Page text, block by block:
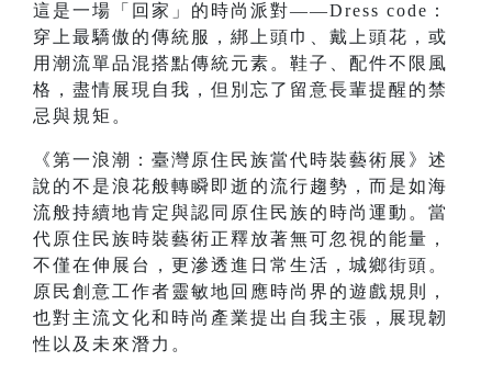
這是一場「回家」的時尚派對——Dress code：
穿上最驕傲的傳統服，綁上頭巾、戴上頭花，或
用潮流單品混搭點傳統元素。鞋子、配件不限風
格，盡情展現自我，但別忘了留意長輩提醒的禁
忌與規矩。
《第一浪潮：臺灣原住民族當代時裝藝術展》述
說的不是浪花般轉瞬即逝的流行趨勢，而是如海
流般持續地肯定與認同原住民族的時尚運動。當
代原住民族時裝藝術正釋放著無可忽視的能量，
不僅在伸展台，更滲透進日常生活，城鄉街頭。
原民創意工作者靈敏地回應時尚界的遊戲規則，
也對主流文化和時尚產業提出自我主張，展現韌
性以及未來潛力。